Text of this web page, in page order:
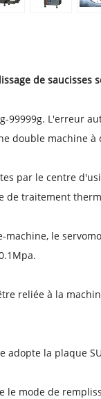
de saucisses
99999g. L'erreur
double machine
par le centre
de traitement
machine, le
reliée à la
adopte la plaque
le mode de